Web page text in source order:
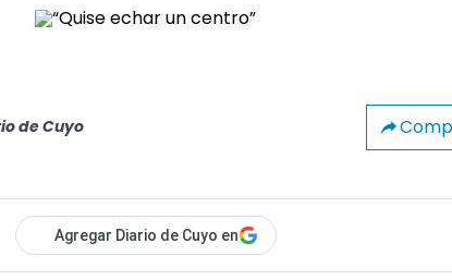
de Cuyo
Agregar Diario de Cuyo en